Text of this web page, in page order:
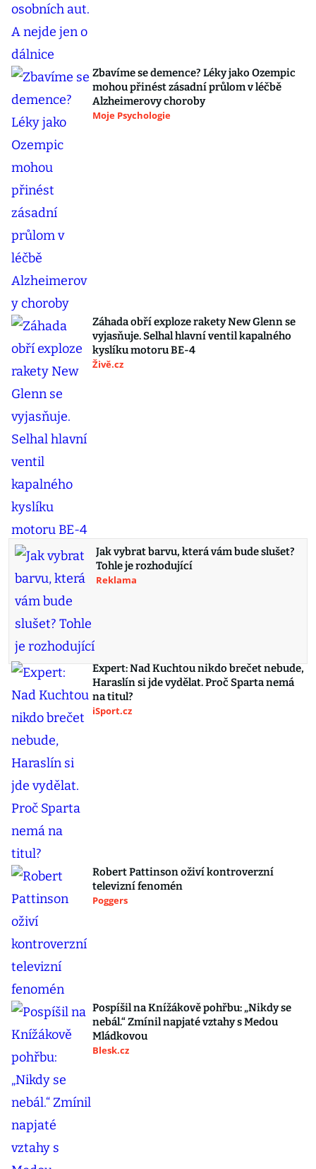
Zbavíme se demence? Léky jako Ozempic
mohou přinést zásadní průlom v léčbě
Alzheimerovy choroby
Moje Psychologie
Záhada obří exploze rakety New Glenn se
vyjasňuje. Selhal hlavní ventil kapalného
kyslíku motoru BE-4
Živě.cz
Jak vybrat barvu, která vám bude slušet?
Tohle je rozhodující
Reklama
Expert: Nad Kuchtou nikdo brečet nebude,
Haraslín si jde vydělat. Proč Sparta nemá
na titul?
iSport.cz
Robert Pattinson oživí kontroverzní
televizní fenomén
Poggers
Pospíšil na Knížákově pohřbu: „Nikdy se
nebál.“ Zmínil napjaté vztahy s Medou
Mládkovou
Blesk.cz